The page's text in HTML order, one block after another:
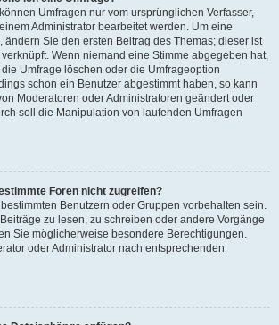
Umfragen nur vom ursprünglichen Verfasser,
Administrator bearbeitet werden. Um eine
ändern Sie den ersten Beitrag des Themas; dieser ist
Wenn niemand eine Stimme abgegeben hat,
Umfrage löschen oder die Umfrageoption
schon ein Benutzer abgestimmt haben, so kann
Moderatoren oder Administratoren geändert oder
soll die Manipulation von laufenden Umfragen
Foren nicht zugreifen?
Benutzern oder Gruppen vorbehalten sein.
zu lesen, zu schreiben oder andere Vorgänge
Sie möglicherweise besondere Berechtigungen.
oder Administrator nach entsprechenden